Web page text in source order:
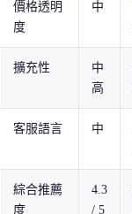
價格透明
度
中
擴充性
中
高
客服語言 中
綜合推薦
度
4.3
/ 5